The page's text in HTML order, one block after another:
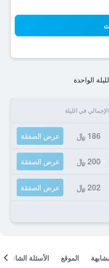
الواحدة
الإجمالي في الليلة
186 ﷼ عرض الصفقة
200 ﷼ عرض الصفقة
202 ﷼ عرض الصفقة
الموقع الأسئلة الشائعة